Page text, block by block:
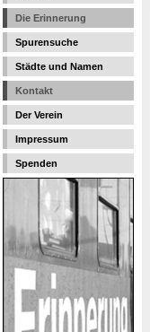
Die Erinnerung
Spurensuche
Städte und Namen
Kontakt
Der Verein
Impressum
Spenden